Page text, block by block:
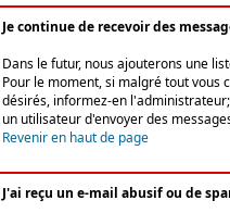
Je continue de recevoir des
Dans le futur, nous ajouterons une
Pour le moment, si malgré tout vous
désirés, informez-en
un utilisateur d'envoyer des
Revenir en haut de page
J'ai reçu un e-mail abusif ou de